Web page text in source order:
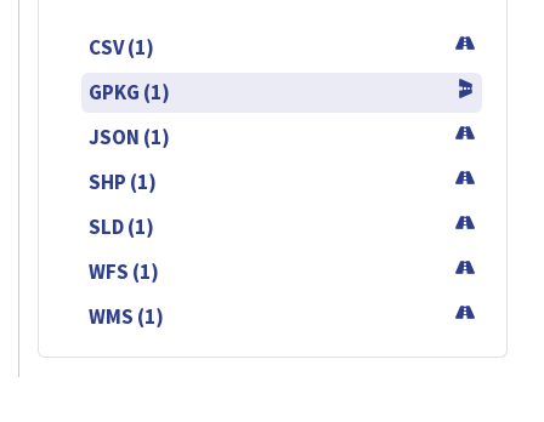
CSV (1)
GPKG (1)
JSON (1)
SHP (1)
SLD (1)
WFS (1)
WMS (1)